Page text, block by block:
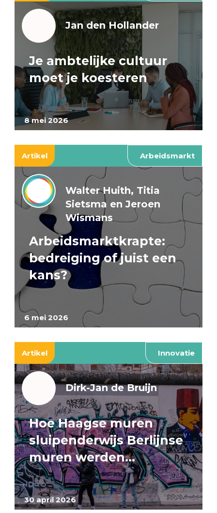
8 mei 2026
Jan den Hollander
Je ambtelijke cultuur
moet je koesteren
Artikel Arbeidsmarkt
6 mei 2026
Walter Huith, Titia
Sietsma en Jeroen
Wismans
Arbeidsmarktkrapte:
bedreiging of juist een
kans?
Artikel Innovatie
30 april 2026
Dirk-Jan de Bruijn
Hoe Haagse muren
sluipenderwijs Berlijnse
muren werden…